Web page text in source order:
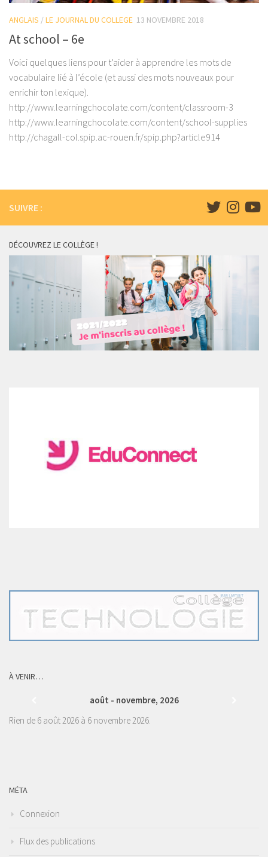
ANGLAIS /LE JOURNAL DU COLLEGE 13 NOVEMBRE 2018
At school – 6e
Voici quelques liens pour t’aider à apprendre les mots de
vocabulaire lié à l’école (et aussi des mots nouveaux pour
enrichir ton lexique).
http://www.learningchocolate.com/content/classroom-3
http://www.learningchocolate.com/content/school-supplies
http://chagall-col.spip.ac-rouen.fr/spip.php?article914
SUIVRE :
DÉCOUVREZ LE COLLÈGE !
À VENIR…
août - novembre, 2026
Rien de 6 août 2026 à 6 novembre 2026.
MÉTA
Connexion
Flux des publications